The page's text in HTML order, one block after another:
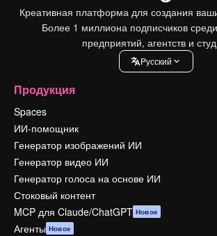
Креативная платформа для создания
Более 1 миллиона подписчиков
предприятий, агентств и
Pусский
Продукция
Spaces
ИИ-помощник
Генератор изображений ИИ
Генератор видео ИИ
Генератор голоса на основе ИИ
Стоковый контент
MCP для Claude/ChatGPT Новое
Агенты Новое